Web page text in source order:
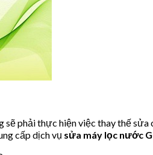
sẽ phải thực hiện việc thay thế
cấp dịch vụ sửa máy lọc nước